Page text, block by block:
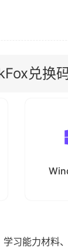
兑换码
习能力材料